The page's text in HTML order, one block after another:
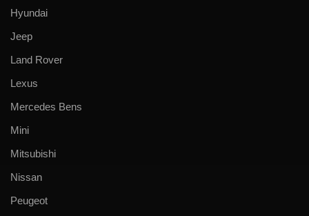
Hyundai
Jeep
Land Rover
Lexus
Mercedes Bens
Mini
Mitsubishi
Nissan
Peugeot